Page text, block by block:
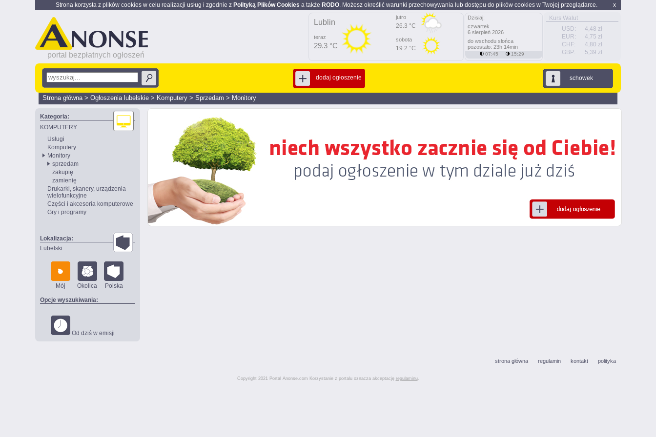
x
Strona korzysta z plików cookies w celu realizacji usług i zgodnie z Polityką Plików Cookies a także RODO. Możesz określić warunki przechowywania lub dostępu do plików cookies w Twojej przeglądarce.
portal bezpłatnych ogłoszeń
Kurs Walut
USD:
4,48 zł
EUR:
4,75 zł
CHF:
4,80 zł
GBP:
5,39 zł
Lublin
teraz
29.3 °C
jutro
26.3 °C
sobota
19.2 °C
Dzisiaj:
czwartek
6 sierpień 2026
do wschodu słońca
pozostało: 23h 14min
07:45 15:29
schowek
dodaj ogłoszenie
Strona główna> Ogłoszenia lubelskie > Komputery > Sprzedam > Monitory
Kategoria:
KOMPUTERY
Usługi
Komputery
Monitory
sprzedam
zakupię
zamienię
Drukarki, skanery, urządzenia
wielofunkcyjne
Części i akcesoria komputerowe
Gry i programy
Lokalizacja:
Lubelski
Mój Okolica Polska
Opcje wyszukiwania:
Od dziś w emisji
strona główna regulamin kontakt polityka
Copyright 2021 Portal Anonse.com Korzystanie z portalu oznacza akceptację regulaminu.